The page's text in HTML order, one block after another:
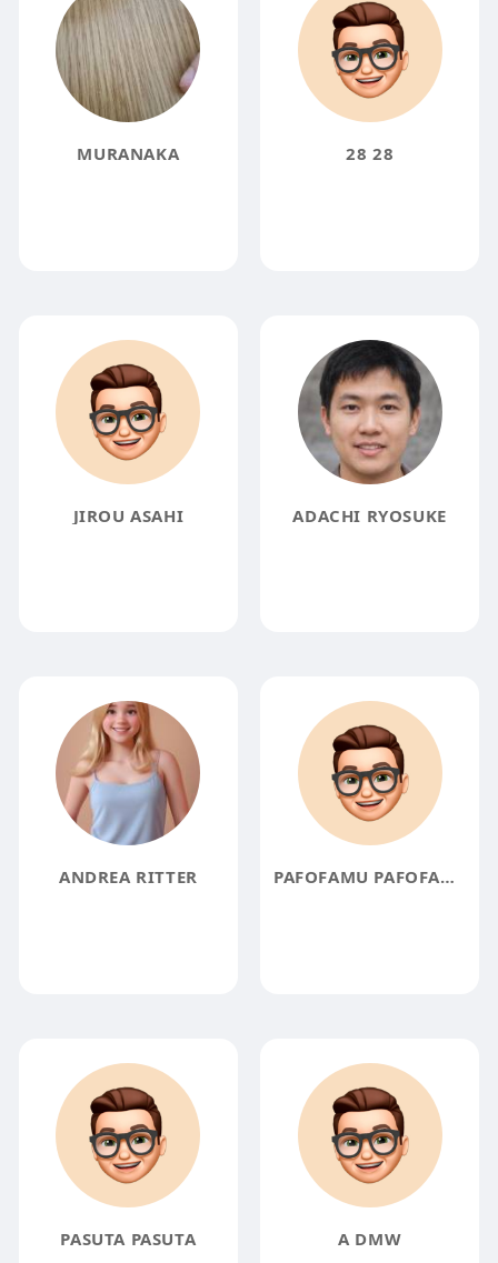
MURANAKA 28 28
JIROU ASAHI ADACHI RYOSUKE
ANDREA RITTER PAFOFAMU PAFOFAMU
PASUTA PASUTA A DMW